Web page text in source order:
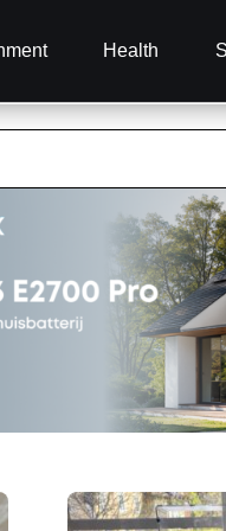
Health